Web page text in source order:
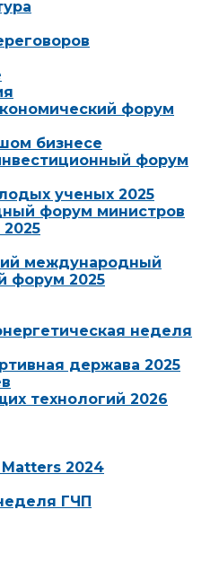
форум
бизнесе
форум
ученых 2025
форум министров
международный
форум 2025
неделя
держава 2025
технологий 2026
2024
ГЧП